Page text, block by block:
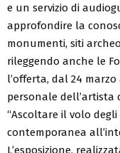
e un servizio di
approfondire la
monumenti, siti
rileggendo anche le
l’offerta, dal 24
personale dell’artista
“Ascoltare il volo
contemporanea
L’esposizione,